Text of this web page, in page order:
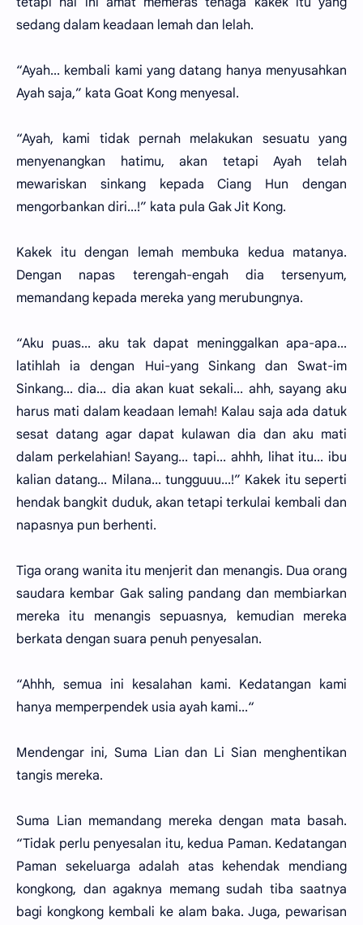
sedang dalam keadaan lemah dan lelah.
“Ayah... kembali kami yang datang hanya menyusahkan
Ayah saja,” kata Goat Kong menyesal.
“Ayah, kami tidak pernah melakukan sesuatu yang
menyenangkan hatimu, akan tetapi Ayah telah
mewariskan sinkang kepada Ciang Hun dengan
mengorbankan diri...!” kata pula Gak Jit Kong.
Kakek itu dengan lemah membuka kedua matanya.
Dengan napas terengah-engah dia tersenyum,
memandang kepada mereka yang merubungnya.
“Aku puas... aku tak dapat meninggalkan apa-apa...
latihlah ia dengan Hui-yang Sinkang dan Swat-im
Sinkang... dia... dia akan kuat sekali... ahh, sayang aku
harus mati dalam keadaan lemah! Kalau saja ada datuk
sesat datang agar dapat kulawan dia dan aku mati
dalam perkelahian! Sayang... tapi... ahhh, lihat itu... ibu
kalian datang... Milana... tungguuu...!” Kakek itu seperti
hendak bangkit duduk, akan tetapi terkulai kembali dan
napasnya pun berhenti.
Tiga orang wanita itu menjerit dan menangis. Dua orang
saudara kembar Gak saling pandang dan membiarkan
mereka itu menangis sepuasnya, kemudian mereka
berkata dengan suara penuh penyesalan.
“Ahhh, semua ini kesalahan kami. Kedatangan kami
hanya memperpendek usia ayah kami...“
Mendengar ini, Suma Lian dan Li Sian menghentikan
tangis mereka.
Suma Lian memandang mereka dengan mata basah.
“Tidak perlu penyesalan itu, kedua Paman. Kedatangan
Paman sekeluarga adalah atas kehendak mendiang
kongkong, dan agaknya memang sudah tiba saatnya
bagi kongkong kembali ke alam baka. Juga, pewarisan